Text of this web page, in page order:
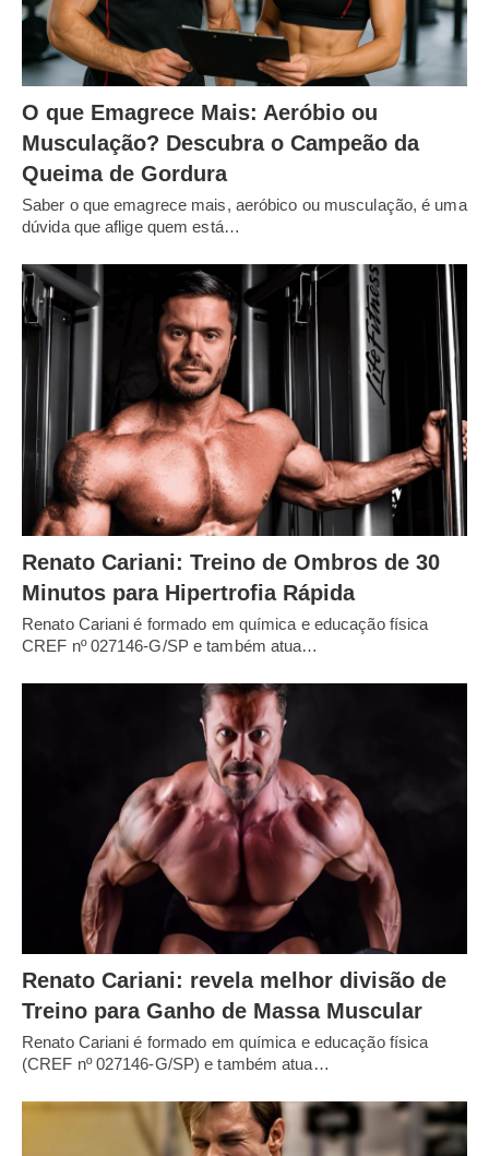
O que Emagrece Mais: Aeróbio ou
Musculação? Descubra o Campeão da
Queima de Gordura
Saber o que emagrece mais, aeróbico ou musculação, é uma
dúvida que aflige quem está…
Renato Cariani: Treino de Ombros de 30
Minutos para Hipertrofia Rápida
Renato Cariani é formado em química e educação física
CREF nº 027146-G/SP e também atua…
Renato Cariani: revela melhor divisão de
Treino para Ganho de Massa Muscular
Renato Cariani é formado em química e educação física
(CREF nº 027146-G/SP) e também atua…